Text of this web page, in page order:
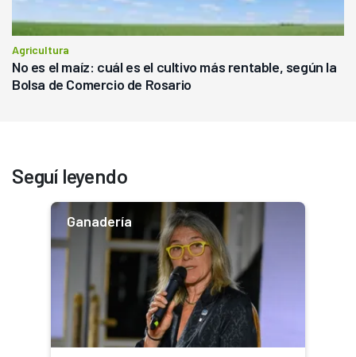
Agricultura
No es el maíz: cuál es el cultivo más rentable, según la
Bolsa de Comercio de Rosario
Seguí leyendo
Ganadería